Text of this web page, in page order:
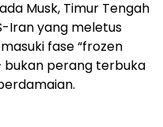
Musk, Timur Tengah
Iran yang meletus
fase “frozen
perang terbuka